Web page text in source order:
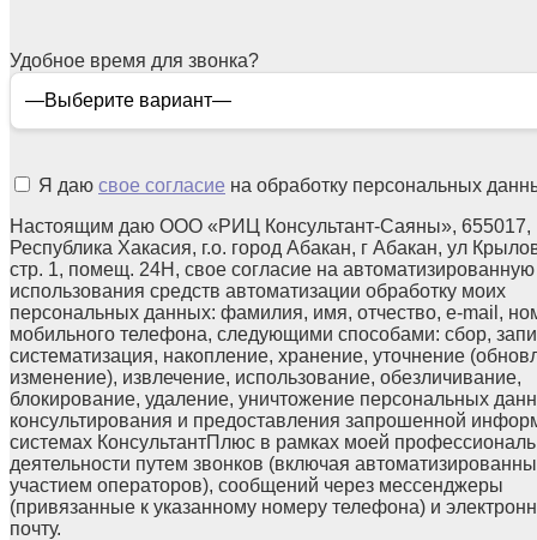
Удобное время для звонка?
Я даю свое согласие на обработку персональных
Настоящим даю ООО «РИЦ Консультант-Саяны», 655017,
Республика Хакасия, г.о. город Абакан, г Абакан, ул
стр. 1, помещ. 24Н, свое согласие на автоматизированную
использования средств автоматизации обработку моих
персональных данных: фамилия, имя, отчество, e-mail,
мобильного телефона, следующими способами: сбор,
систематизация, накопление, хранение, уточнение
изменение), извлечение, использование, обезличивание,
блокирование, удаление, уничтожение персональных
консультирования и предоставления запрошенной
системах КонсультантПлюс в рамках моей
деятельности путем звонков (включая
участием операторов), сообщений через мессенджеры
(привязанные к указанному номеру телефона) и
почту.